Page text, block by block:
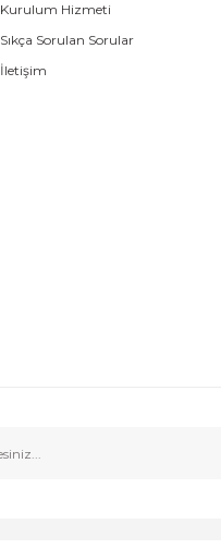
Kurulum Hizmeti
Sıkça Sorulan Sorular
İletişim